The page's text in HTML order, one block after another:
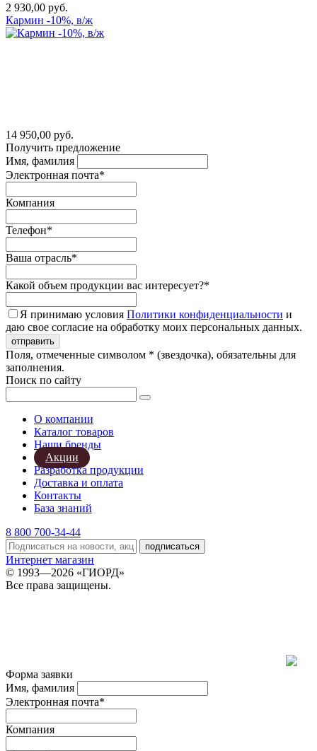
2 930,00 руб.
Кармин -10%, в/ж
14 950,00 руб.
Получить предложение
Имя, фамилия
Электронная почта*
Компания
Телефон*
Ваша отрасль*
Какой объем продукции вас интересует?*
Я принимаю условия Политики конфиденциальности и
даю свое согласие на обработку моих персональных данных.
Поля, отмеченные символом * (звездочка), обязательны для
заполнения.
Поиск по сайту
О компании
Каталог товаров
Наши бренды
Акции
Разработка продукции
Доставка и оплата
Контакты
База знаний
8 800 700-34-44
подписаться
Интернет магазин
© 1993—2026 «ГИОРД»
Все права защищены.
Форма заявки
Имя, фамилия
Электронная почта*
Компания